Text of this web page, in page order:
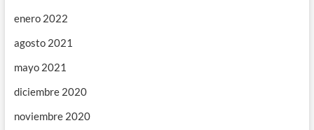
enero 2022
agosto 2021
mayo 2021
diciembre 2020
noviembre 2020